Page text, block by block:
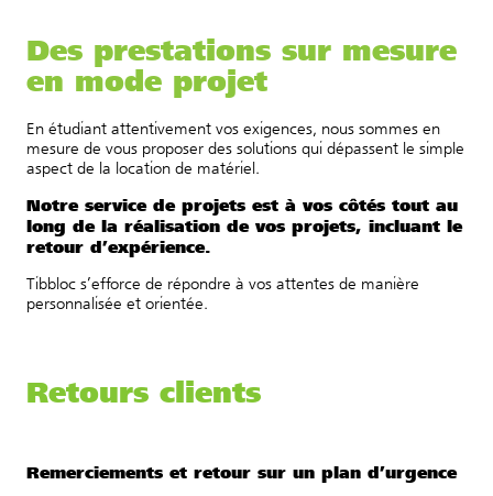
Des prestations sur mesure
en mode projet
En étudiant attentivement vos exigences, nous sommes en
mesure de vous proposer des solutions qui dépassent le simple
aspect de la location de matériel.
Notre service de projets est à vos côtés tout au
long de la réalisation de vos projets, incluant le
retour d’expérience.
Tibbloc s’efforce de répondre à vos attentes de manière
personnalisée et orientée.
Retours clients
Remerciements et retour sur un plan d’urgence